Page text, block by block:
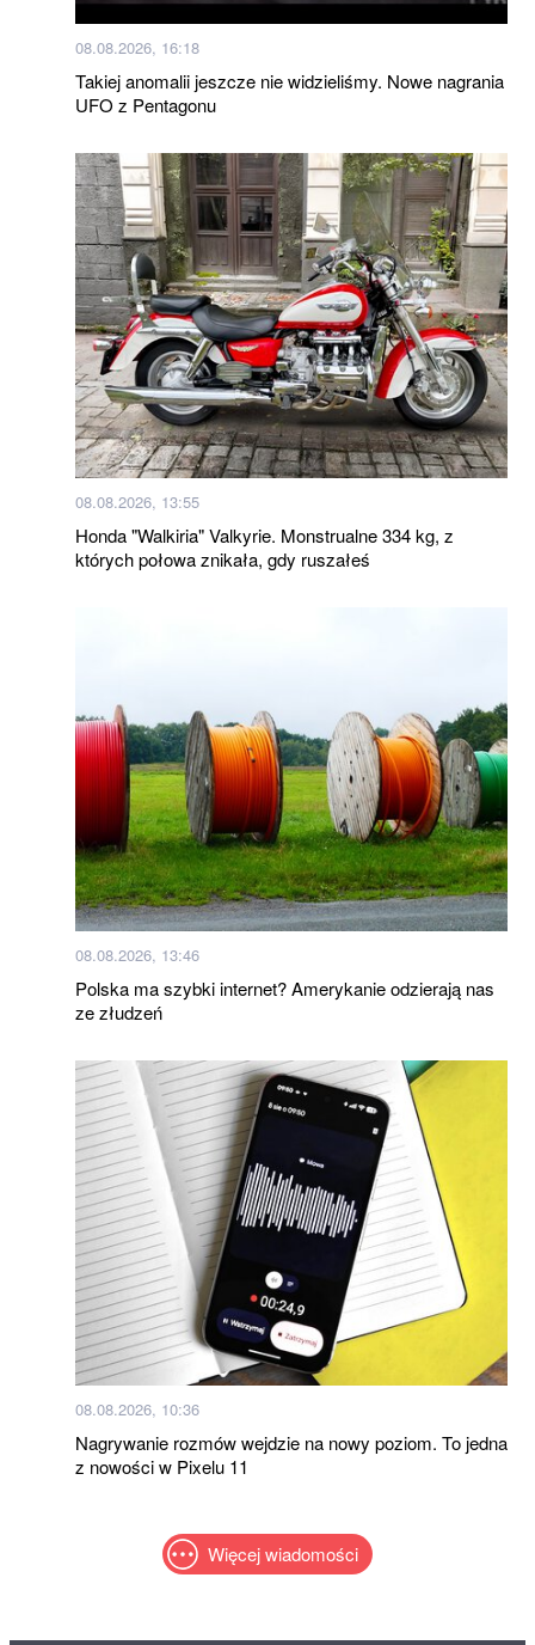
08.08.2026, 16:18
Takiej anomalii jeszcze nie widzieliśmy. Nowe nagrania
UFO z Pentagonu
08.08.2026, 13:55
Honda "Walkiria" Valkyrie. Monstrualne 334 kg, z
których połowa znikała, gdy ruszałeś
08.08.2026, 13:46
Polska ma szybki internet? Amerykanie odzierają nas
ze złudzeń
08.08.2026, 10:36
Nagrywanie rozmów wejdzie na nowy poziom. To jedna
z nowości w Pixelu 11
Więcej wiadomości